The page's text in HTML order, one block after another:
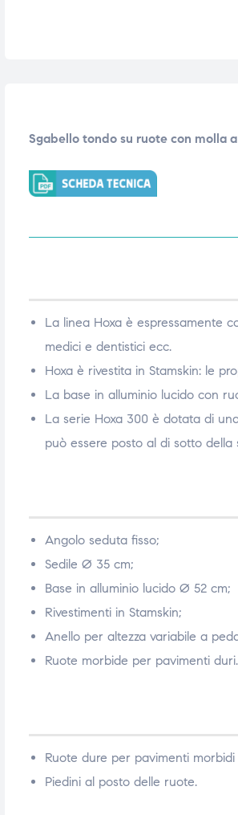
Sgabello tondo su ruote con molla
La linea Hoxa è espressamente
medici e dentistici ecc.
Hoxa è rivestita in Stamskin: le
La base in alluminio lucido con
La serie Hoxa 300 è dotata di
può essere posto al di sotto
Angolo seduta fisso;
Sedile Ø 35 cm;
Base in alluminio lucido Ø 52 cm;
Rivestimenti in Stamskin;
Anello per altezza variabile a
Ruote morbide per pavimenti duri.
Ruote dure per pavimenti morbidi
Piedini al posto delle ruote.